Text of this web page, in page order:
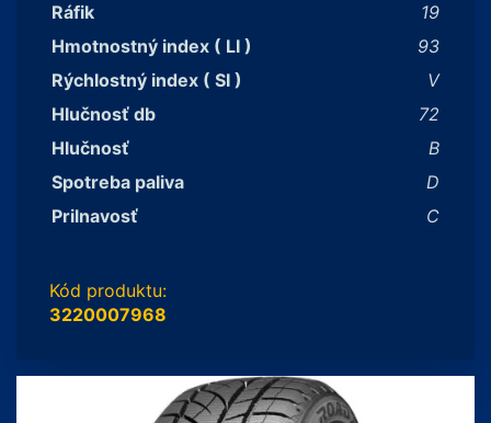
Ráfik
19
Hmotnostný index ( LI )
93
Rýchlostný index ( SI )
V
Hlučnosť db
72
Hlučnosť
B
Spotreba paliva
D
Prilnavosť
C
Kód produktu:
3220007968